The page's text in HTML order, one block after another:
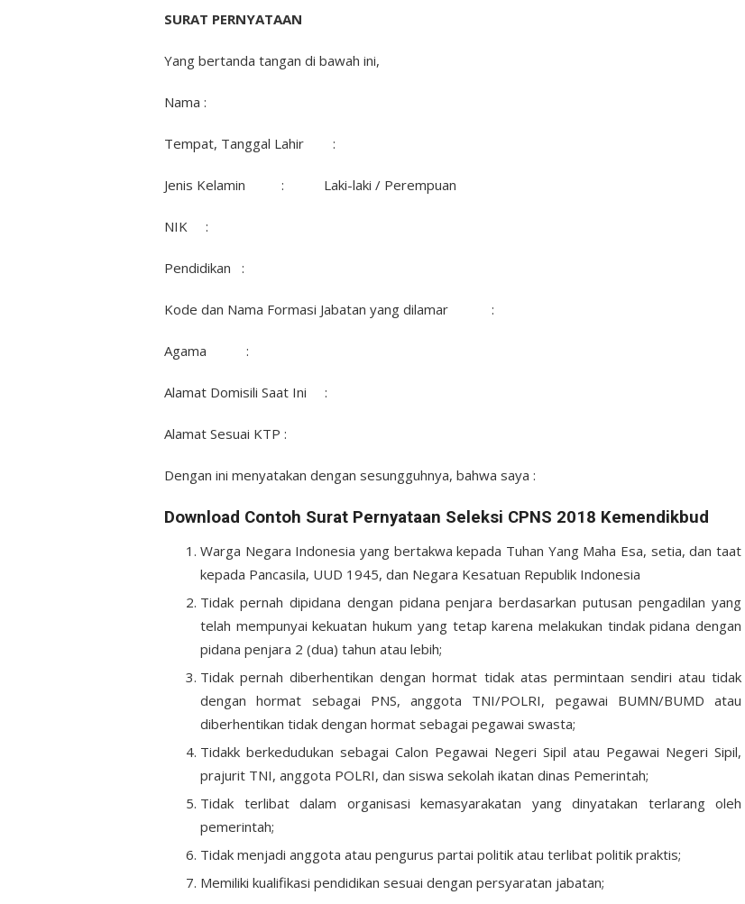
SURAT PERNYATAAN
Yang bertanda tangan di bawah ini,
Nama :
Tempat, Tanggal Lahir :
Jenis Kelamin : Laki-laki / Perempuan
NIK :
Pendidikan :
Kode dan Nama Formasi Jabatan yang dilamar :
Agama :
Alamat Domisili Saat Ini :
Alamat Sesuai KTP :
Dengan ini menyatakan dengan sesungguhnya, bahwa saya :
Download Contoh Surat Pernyataan Seleksi CPNS 2018 Kemendikbud
Warga Negara Indonesia yang bertakwa kepada Tuhan Yang Maha Esa, setia, dan taat
kepada Pancasila, UUD 1945, dan Negara Kesatuan Republik Indonesia
Tidak pernah dipidana dengan pidana penjara berdasarkan putusan pengadilan yang
telah mempunyai kekuatan hukum yang tetap karena melakukan tindak pidana dengan
pidana penjara 2 (dua) tahun atau lebih;
Tidak pernah diberhentikan dengan hormat tidak atas permintaan sendiri atau tidak
dengan hormat sebagai PNS, anggota TNI/POLRI, pegawai BUMN/BUMD atau
diberhentikan tidak dengan hormat sebagai pegawai swasta;
Tidakk berkedudukan sebagai Calon Pegawai Negeri Sipil atau Pegawai Negeri Sipil,
prajurit TNI, anggota POLRI, dan siswa sekolah ikatan dinas Pemerintah;
Tidak terlibat dalam organisasi kemasyarakatan yang dinyatakan terlarang oleh
pemerintah;
Tidak menjadi anggota atau pengurus partai politik atau terlibat politik praktis;
Memiliki kualifikasi pendidikan sesuai dengan persyaratan jabatan;